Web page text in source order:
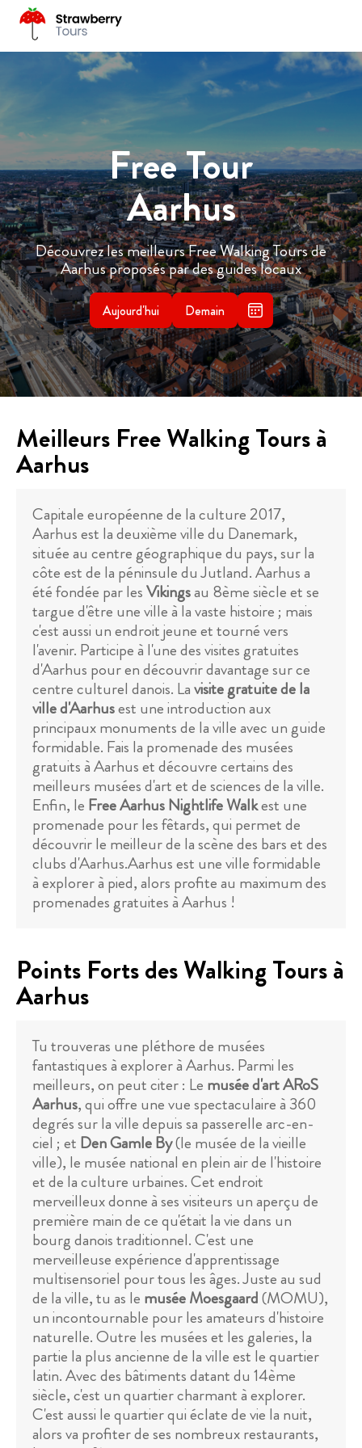
Free Tour
Aarhus
Découvrez les meilleurs Free Walking Tours de
Aarhus proposés par des guides locaux
Aujourd'hui Demain
Meilleurs Free Walking Tours à
Aarhus
Capitale européenne de la culture 2017,
Aarhus est la deuxième ville du Danemark,
située au centre géographique du pays, sur la
côte est de la péninsule du Jutland. Aarhus a
été fondée par lesVikingsau 8ème siècle et se
targue d'être une ville à la vaste histoire ; mais
c'est aussi un endroit jeune et tourné vers
l'avenir. Participe à l'une des visites gratuites
d'Aarhus pour en découvrir davantage sur ce
centre culturel danois. Lavisite gratuite de la
ville d'Aarhusest une introduction aux
principaux monuments de la ville avec un guide
formidable. Fais la promenade des musées
gratuits à Aarhus et découvre certains des
meilleurs musées d'art et de sciences de la ville.
Enfin, le Free Aarhus Nightlife Walkest une
promenade pour les fêtards, qui permet de
découvrir le meilleur de la scène des bars et des
clubs d'Aarhus.Aarhus est une ville formidable
à explorer à pied, alors profite au maximum des
promenades gratuites à Aarhus !
Points Forts des Walking Tours à
Aarhus
Tu trouveras une pléthore de musées
fantastiques à explorer à Aarhus. Parmi les
meilleurs, on peut citer : Le musée d'art ARoS
Aarhus, qui offre une vue spectaculaire à 360
degrés sur la ville depuis sa passerelle arc-en-
ciel ; et Den Gamle By(le musée de la vieille
ville), le musée national en plein air de l'histoire
et de la culture urbaines. Cet endroit
merveilleux donne à ses visiteurs un aperçu de
première main de ce qu'était la vie dans un
bourg danois traditionnel. C'est une
merveilleuse expérience d'apprentissage
multisensoriel pour tous les âges. Juste au sud
de la ville, tu as le musée Moesgaard(MOMU),
un incontournable pour les amateurs d'histoire
naturelle. Outre les musées et les galeries, la
partie la plus ancienne de la ville est le quartier
latin. Avec des bâtiments datant du 14ème
siècle, c'est un quartier charmant à explorer.
C'est aussi le quartier qui éclate de vie la nuit,
alors va profiter de ses nombreux restaurants,